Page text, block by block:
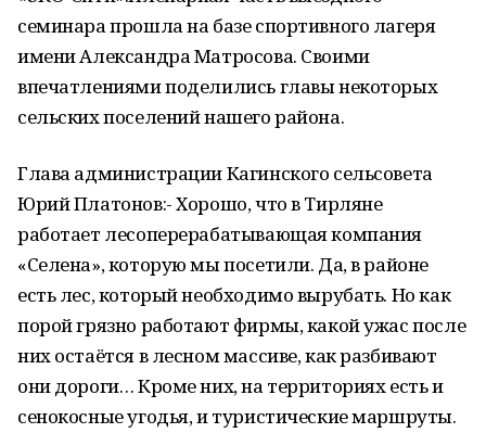
семинара прошла на базе спортивного лагеря
имени Александра Матросова. Своими
впечатлениями поделились главы некоторых
сельских поселений нашего района.
Глава администрации Кагинского сельсовета
Юрий Платонов:- Хорошо, что в Тирляне
работает лесоперерабатывающая компания
«Селена», которую мы посетили. Да, в районе
есть лес, который необходимо вырубать. Но как
порой грязно работают фирмы, какой ужас после
них остаётся в лесном массиве, как разбивают
они дороги… Кроме них, на территориях есть и
сенокосные угодья, и туристические маршруты.